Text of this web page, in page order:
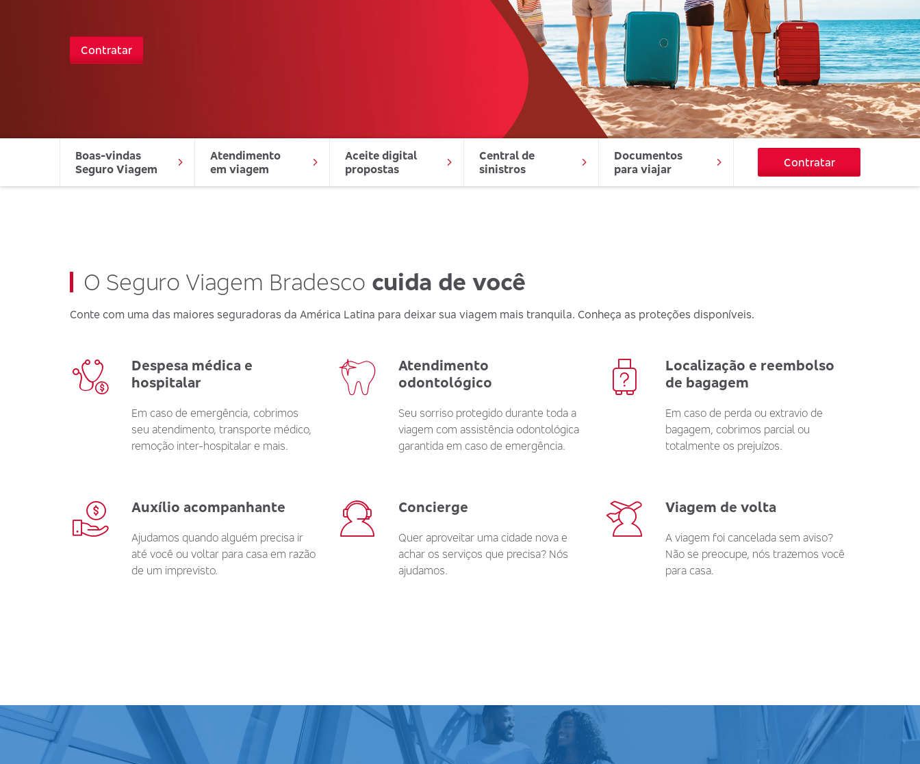
Contratar
Boas-vindas
Seguro Viagem
Atendimento
em viagem
Aceite digital
propostas
Central de
sinistros
Documentos
para viajar
Contratar
O Seguro Viagem Bradesco cuida de você
Conte com uma das maiores seguradoras da América Latina para deixar sua viagem mais tranquila. Conheça as proteções disponíveis.
Despesa médica e
hospitalar
Em caso de emergência, cobrimos
seu atendimento, transporte médico,
remoção inter-hospitalar e mais.
Atendimento
odontológico
Seu sorriso protegido durante toda a
viagem com assistência odontológica
garantida em caso de emergência.
Localização e reembolso
de bagagem
Em caso de perda ou extravio de
bagagem, cobrimos parcial ou
totalmente os prejuízos.
Auxílio acompanhante
Ajudamos quando alguém precisa ir
até você ou voltar para casa em razão
de um imprevisto.
Concierge
Quer aproveitar uma cidade nova e
achar os serviços que precisa? Nós
ajudamos.
Viagem de volta
A viagem foi cancelada sem aviso?
Não se preocupe, nós trazemos você
para casa.